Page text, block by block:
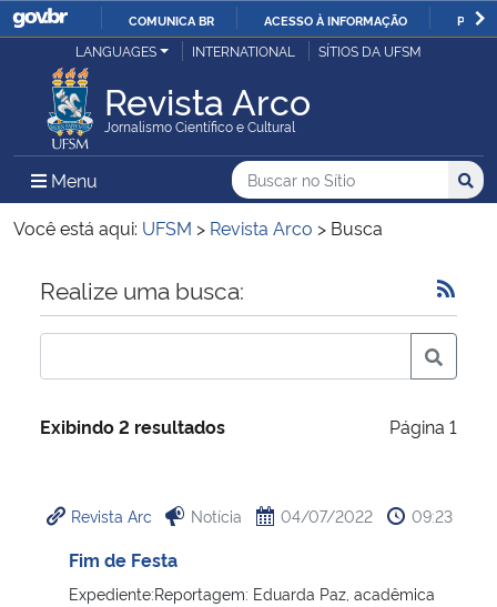
IR
O
COMUNICA BR ACESSO À INFORMAÇÃO
Ministério da Justiça e Segurança Pública
Ministério da Defesa
Ministério das Relações Exteriores
Ministério da Economia
Ministério da Infraestrutura
Ministério da Cidadania
LANGUAGES INTERNATIONAL SÍTIOS DA UFSM
Revista Arco
Jornalismo Científico e Cultural
Menu Menu Principal do Sítio
Busca
Buscar no no Sítio
Busca:
Você está aqui: UFSM > Revista Arco > Busca
Início do conteúdo
Realize uma busca:
Exibindo 2 resultados Página 1
Revista Arc Notícia 04/07/2022 09:23
Fim de Festa
Expediente:Reportagem: Eduarda Paz, acadêmica